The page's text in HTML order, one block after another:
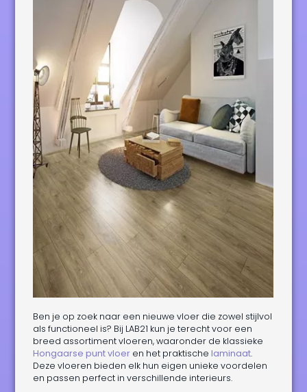
Ben je op zoek naar een nieuwe vloer die zowel stijlvol
als functioneel is? Bij LAB21 kun je terecht voor een
breed assortiment vloeren, waaronder de klassieke
Hongaarse punt vloer en het praktische laminaat.
Deze vloeren bieden elk hun eigen unieke voordelen
en passen perfect in verschillende interieurs.